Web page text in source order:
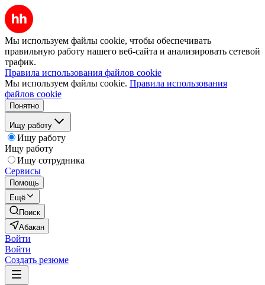
Мы используем файлы cookie, чтобы обеспечивать
правильную работу нашего веб-сайта и анализировать сетевой
трафик.
Правила использования файлов cookie
Мы используем файлы cookie. Правила использования
файлов cookie
Понятно
Ищу работу
Ищу работу
Ищу работу
Ищу сотрудника
Сервисы
Помощь
Ещё
Поиск
Абакан
Войти
Войти
Создать резюме